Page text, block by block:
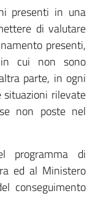
presenti in una
di valutare
presenti,
cui non sono
parte, in ogni
situazioni rilevate
non poste nel
programma di
ed al Ministero
conseguimento